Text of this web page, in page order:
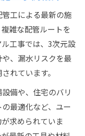
工による最新の施
雑な配管ルートを
工事では、3次元設
、漏水リスクを最
れています。
備や、住宅のバリ
最適化など、ユー
求められていま